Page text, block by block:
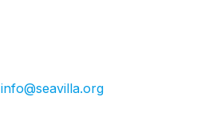
info@seavilla.org